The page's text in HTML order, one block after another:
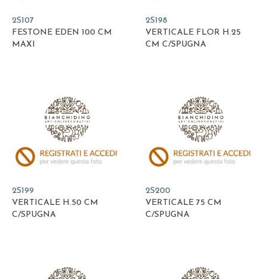
2S107
FESTONE EDEN 100 CM
MAXI
2S198
VERTICALE FLOR H.25
CM C/SPUGNA
2S199
VERTICALE H.50 CM
C/SPUGNA
2S200
VERTICALE 75 CM
C/SPUGNA